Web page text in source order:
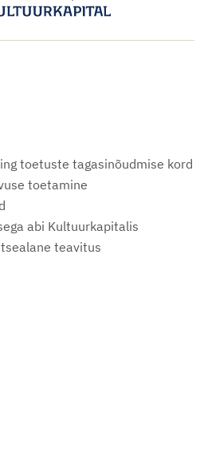
toetuste tagasinõudmise kord
toetamine
abi Kultuurkapitalis
teavitus